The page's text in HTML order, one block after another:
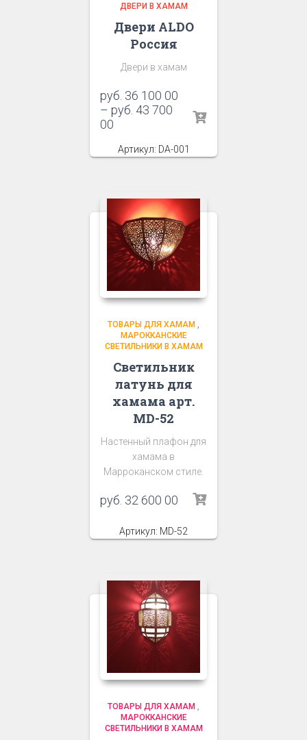
ДВЕРИ В ХАМАМ
Двери ALDO
Россия
Двери в хамам
руб. 36 100 00
– руб. 43 700
00
Артикул: DA-001
ТОВАРЫ ДЛЯ ХАМАМ ,
МАРОККАНСКИЕ
СВЕТИЛЬНИКИ В ХАМАМ
Светильник
латунь для
хамама арт.
MD-52
Настенный плафон для
хамама в
Марроканском стиле.
руб. 32 600 00
Артикул: MD-52
ТОВАРЫ ДЛЯ ХАМАМ ,
МАРОККАНСКИЕ
СВЕТИЛЬНИКИ В ХАМАМ